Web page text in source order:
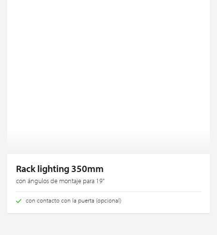
Rack lighting 350mm
con ángulos de montaje para 19"
con contacto con la puerta (opcional)